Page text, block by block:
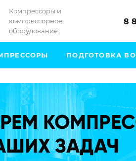
Компрессоры и
компрессорное
оборудование
8
ПОДГОТОВКА